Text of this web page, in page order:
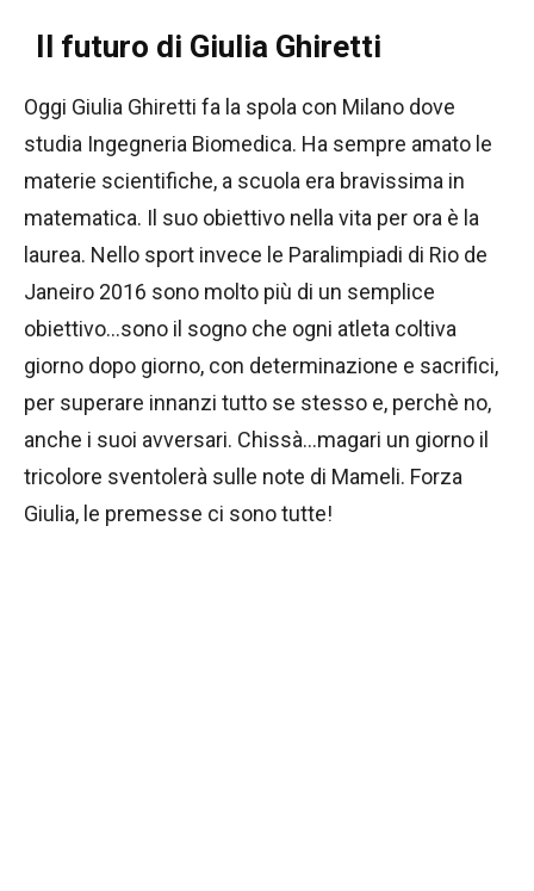
Il futuro di Giulia Ghiretti
Oggi Giulia Ghiretti fa la spola con Milano dove
studia Ingegneria Biomedica. Ha sempre amato le
materie scientifiche, a scuola era bravissima in
matematica. Il suo obiettivo nella vita per ora è la
laurea. Nello sport invece le Paralimpiadi di Rio de
Janeiro 2016 sono molto più di un semplice
obiettivo…sono il sogno che ogni atleta coltiva
giorno dopo giorno, con determinazione e sacrifici,
per superare innanzi tutto se stesso e, perchè no,
anche i suoi avversari. Chissà…magari un giorno il
tricolore sventolerà sulle note di Mameli. Forza
Giulia, le premesse ci sono tutte!